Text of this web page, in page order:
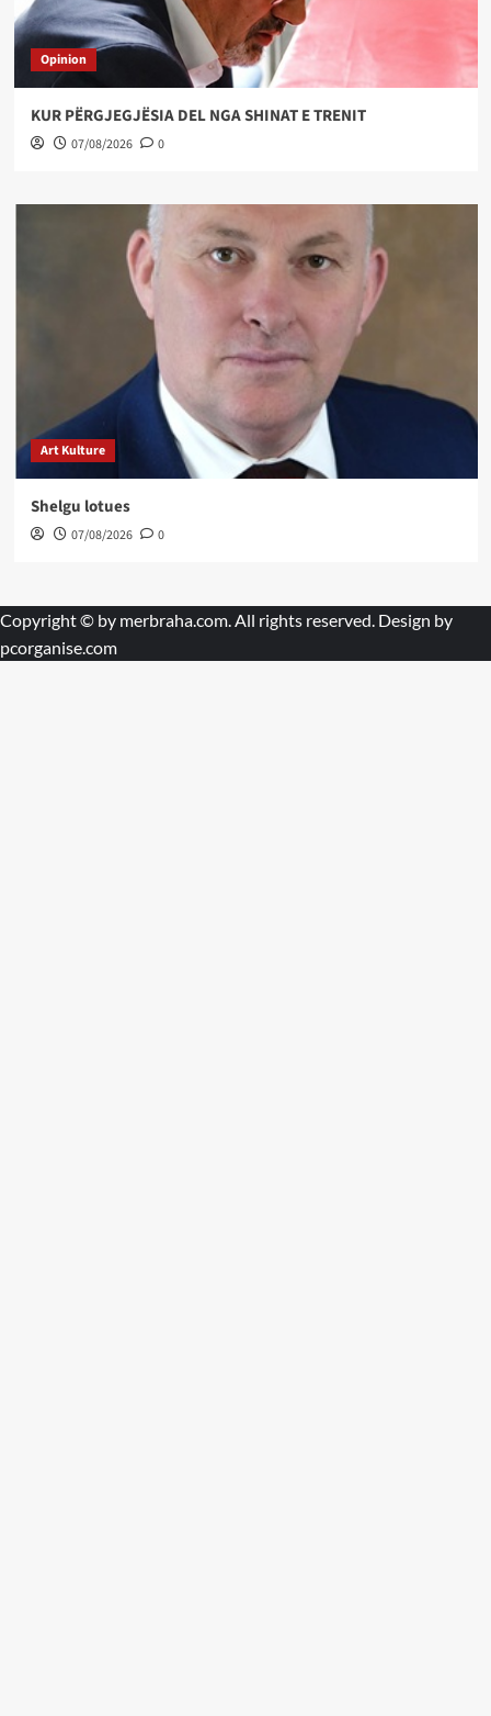
Opinion
KUR PËRGJEGJËSIA DEL NGA SHINAT E TRENIT
07/08/2026 0
Art Kulture
Shelgu lotues
07/08/2026 0
Copyright © by merbraha.com. All rights reserved. Design by
pcorganise.com